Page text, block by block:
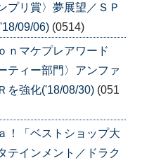
リ賞〉夢展望／ＳＰ
09/06) (0514)
ｎマケプレアワード
ィー部門〉アンファ
を強化('18/08/30) (051
！「ベストショップ大
テインメント／ドラク